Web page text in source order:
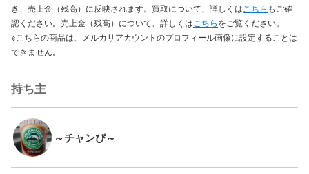
き、売上金（残高）に反映されます。買取について、詳しくは こちら もご確
認ください。売上金（残高）について、詳しくは こちらをご覧ください。
※こちらの商品は、メルカリアカウントのプロフィール画像に設定することは
できません。
持ち主
～チャンぴ～